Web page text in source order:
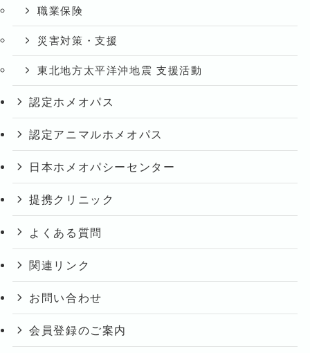
職業保険
災害対策・支援
東北地方太平洋沖地震 支援活動
認定ホメオパス
認定アニマルホメオパス
日本ホメオパシーセンター
提携クリニック
よくある質問
関連リンク
お問い合わせ
会員登録のご案内